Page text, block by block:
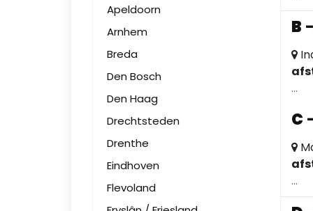
B -
...
C
...
Apeldoorn
Arnhem
Breda
Den Bosch
Den Haag
Drechtsteden
Drenthe
Eindhoven
Flevoland